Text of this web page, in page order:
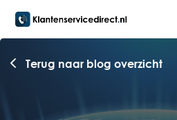
Terug naar blog overzicht